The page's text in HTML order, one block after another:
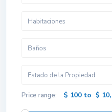
Habitaciones
Baños
Estado de la Propiedad
Price range: $ 100 to $